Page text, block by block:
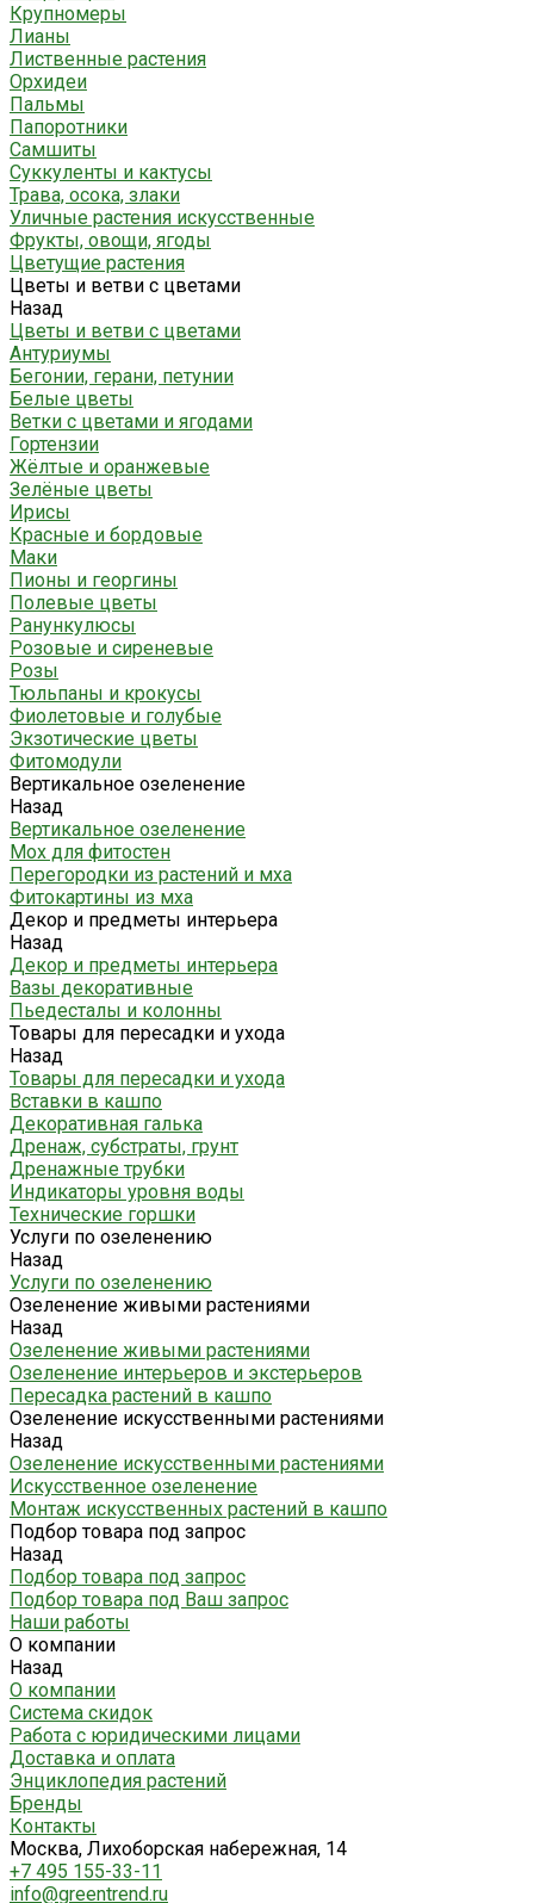
Крупномеры
Лианы
Лиственные растения
Орхидеи
Пальмы
Папоротники
Самшиты
Суккуленты и кактусы
Трава, осока, злаки
Уличные растения искусственные
Фрукты, овощи, ягоды
Цветущие растения
Цветы и ветви с цветами
Назад
Цветы и ветви с цветами
Антуриумы
Бегонии, герани, петунии
Белые цветы
Ветки с цветами и ягодами
Гортензии
Жёлтые и оранжевые
Зелёные цветы
Ирисы
Красные и бордовые
Маки
Пионы и георгины
Полевые цветы
Ранункулюсы
Розовые и сиреневые
Розы
Тюльпаны и крокусы
Фиолетовые и голубые
Экзотические цветы
Фитомодули
Вертикальное озеленение
Назад
Вертикальное озеленение
Мох для фитостен
Перегородки из растений и мха
Фитокартины из мха
Декор и предметы интерьера
Назад
Декор и предметы интерьера
Вазы декоративные
Пьедесталы и колонны
Товары для пересадки и ухода
Назад
Товары для пересадки и ухода
Вставки в кашпо
Декоративная галька
Дренаж, субстраты, грунт
Дренажные трубки
Индикаторы уровня воды
Технические горшки
Услуги по озеленению
Назад
Услуги по озеленению
Озеленение живыми растениями
Назад
Озеленение живыми растениями
Озеленение интерьеров и экстерьеров
Пересадка растений в кашпо
Озеленение искусственными растениями
Назад
Озеленение искусственными растениями
Искусственное озеленение
Монтаж искусственных растений в кашпо
Подбор товара под запрос
Назад
Подбор товара под запрос
Подбор товара под Ваш запрос
Наши работы
О компании
Назад
О компании
Система скидок
Работа с юридическими лицами
Доставка и оплата
Энциклопедия растений
Бренды
Контакты
Москва, Лихоборская набережная, 14
+7 495 155-33-11
info@greentrend.ru